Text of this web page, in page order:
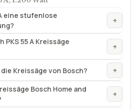
eine stufenlose
+
PKS 55 A Kreissäge
+
Kreissäge von Bosch? +
Bosch Home and
+